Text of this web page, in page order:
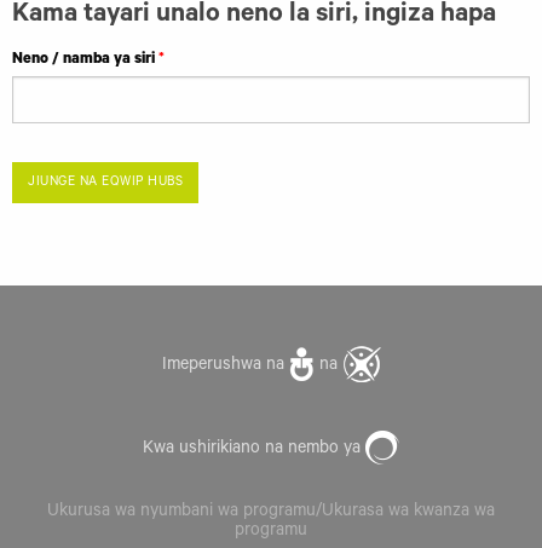
Kama tayari unalo neno la siri, ingiza hapa
Neno / namba ya siri
JIUNGE NA EQWIP HUBS
Imeperushwa na na
Kwa ushirikiano na nembo ya
Ukurusa wa nyumbani wa programu/Ukurasa wa kwanza wa
programu